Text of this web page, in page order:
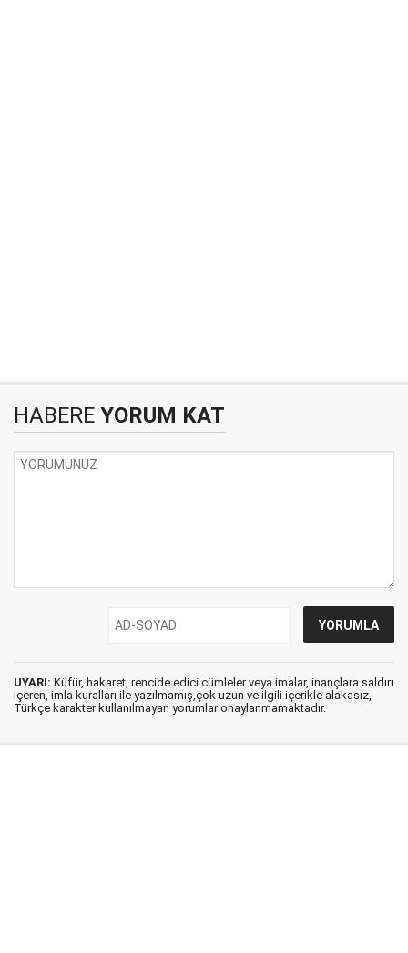
HABERE YORUM KAT
UYARI: Küfür, hakaret, rencide edici cümleler veya imalar, inançlara saldırı
içeren, imla kuralları ile yazılmamış,çok uzun ve ilgili içerikle alakasız,
Türkçe karakter kullanılmayan yorumlar onaylanmamaktadır.